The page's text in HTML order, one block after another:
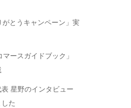
とうキャンペーン」実
ースガイドブック」
表 星野のインタビュー
た